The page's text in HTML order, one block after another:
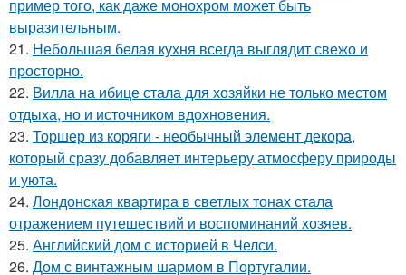
пример того, как даже монохром может быть
выразительным.
21. Небольшая белая кухня всегда выглядит свежо и
просторно.
22. Вилла на ибице стала для хозяйки не только местом
отдыха, но и источником вдохновения.
23. Торшер из коряги - необычный элемент декора,
который сразу добавляет интерьеру атмосферу природы
и уюта.
24. Лондонская квартира в светлых тонах стала
отражением путешествий и воспоминаний хозяев.
25. Английский дом с историей в Челси.
26. Дом с винтажным шармом в Португалии.